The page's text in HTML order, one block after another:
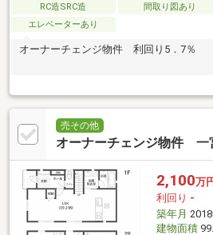
RC造SRC造 間取り図あり
エレベーターあり
オーナーチェンジ物件 利回り5．7％
売その他
オーナーチェンジ物件 一
2,100万
利回り -
築年月
建物面積